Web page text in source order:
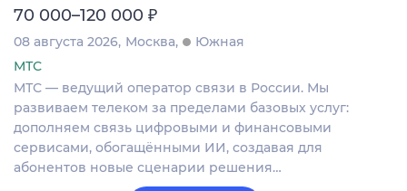
70 000–120 000 ₽
08 августа 2026 Москва
Южная
МТС
МТС — ведущий оператор связи в России. Мы
развиваем телеком за пределами базовых услуг:
дополняем связь цифровыми и финансовыми
сервисами, обогащёнными ИИ, создавая для
абонентов новые сценарии решения…